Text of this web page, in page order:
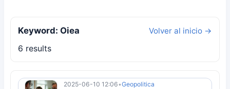
Keyword: Oiea Volver al inicio →
6 results
2025-06-10 12:06•Geopolitica